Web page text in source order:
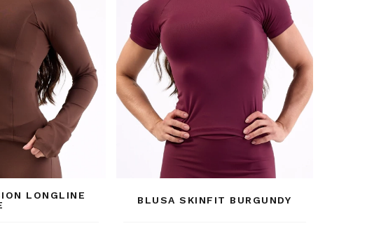
LONGLINE
BLUSA SKINFIT BURGUNDY